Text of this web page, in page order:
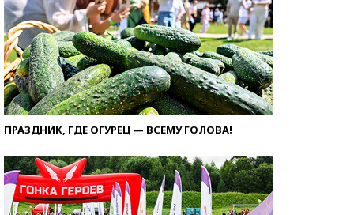
ПРАЗДНИК, ГДЕ ОГУРЕЦ — ВСЕМУ ГОЛОВА!